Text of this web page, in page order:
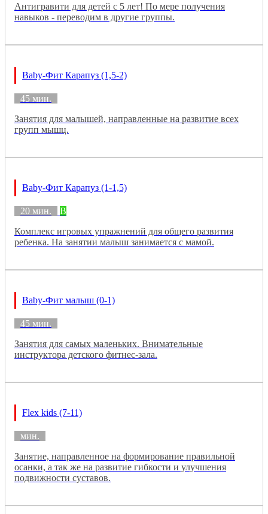
Антигравити для детей с 5 лет! По мере получения
навыков - переводим в другие группы.
Baby-Фит Карапуз (1,5-2)
45 мин.
Занятия для малышей, направленные на развитие всех
групп мышц.
Baby-Фит Карапуз (1-1,5)
20 мин.
B
Комплекс игровых упражнений для общего развития
ребенка. На занятии малыш занимается с мамой.
Baby-Фит малыш (0-1)
45 мин.
Занятия для самых маленьких. Внимательные
инструктора детского фитнес-зала.
Flex kids (7-11)
мин.
Занятие, направленное на формирование правильной
осанки, а так же на развитие гибкости и улучшения
подвижности суставов.